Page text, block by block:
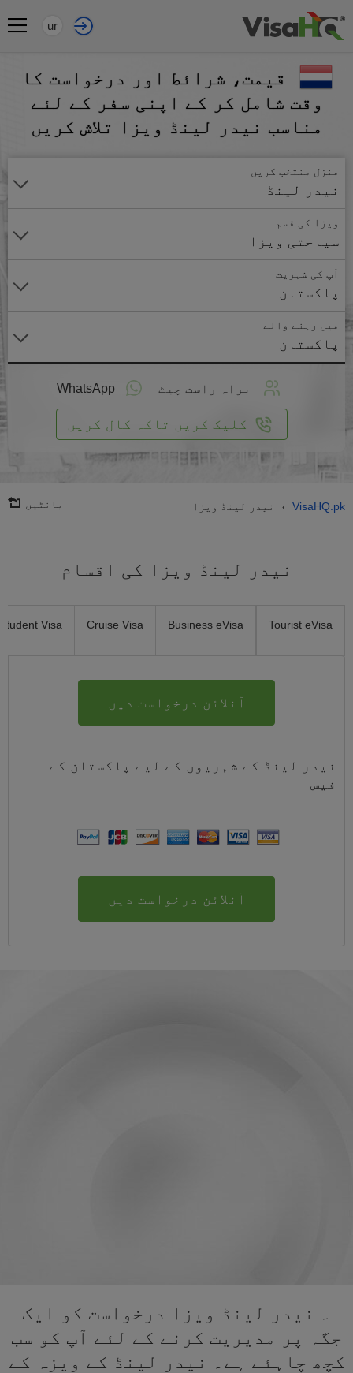
ur
قیمت، شرائط اور درخواست کا
وقت شامل کر کے اپنی سفر کے لئے
مناسب نیدر لینڈ ویزا تلاش کریں
منزل منتخب کریں
نیدر لینڈ
ویزا کی قسم
سیاحتی ویزا
آپ کی شہریت
پاکستان
میں رہنے والے
پاکستان
براہ راست چیٹ WhatsApp
کلیک کریں تاکہ کال کریں
VisaHQ.pk
› نیدر لینڈ ویزا بانٹیں
نیدر لینڈ ویزا کی اقسام
Tourist eVisa
Business eVisa
Cruise Visa
Student Visa
آنلائن درخواست دیں
نیدر لینڈ کے شہریوں کے لیے پاکستان کے
فیس
آنلائن درخواست دیں
۔ نیدر لینڈ ویزا درخواست کو ایک
جگہ پر مدیریت کرنے کے لئے آپ کو سب
کچھ چاہئے ہے۔ نیدر لینڈ کے ویزہ کے